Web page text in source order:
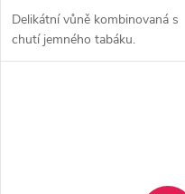
Delikátní vůně kombinovaná s
chutí jemného tabáku.